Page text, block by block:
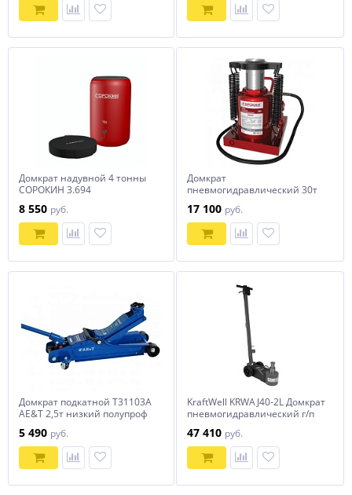
Домкрат надувной 4 тонны
СОРОКИН 3.694
8 550 руб.
Домкрат
пневмогидравлический 30т
17 100 руб.
Домкрат подкатной T31103A
AE&T 2,5т низкий полупроф
5 490 руб.
KraftWell KRWAJ40-2L Домкрат
пневмогидравлический г/п
47 410 руб.